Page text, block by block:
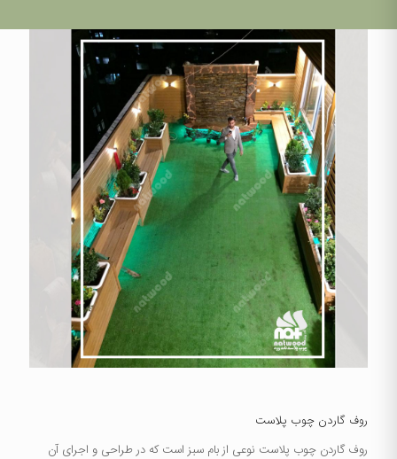
روف گاردن چوب پلاست
روف گاردن چوب پلاست نوعی از بام سبز است که در طراحی و اجرای آن